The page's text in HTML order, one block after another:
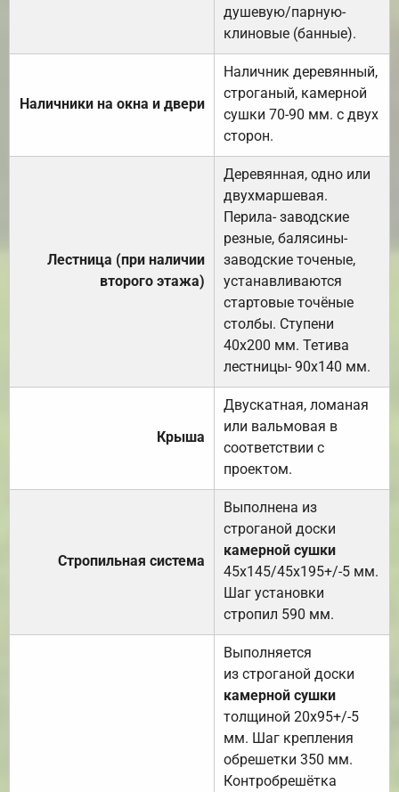
душевую/парную-
клиновые (банные).
Наличники на окна и двери
Наличник деревянный,
строганый, камерной
сушки 70-90 мм. с двух
сторон.
Лестница (при наличии
второго этажа)
Деревянная, одно или
двухмаршевая.
Перила- заводские
резные, балясины-
заводские точеные,
устанавливаются
стартовые точёные
столбы. Ступени
40х200 мм. Тетива
лестницы- 90х140 мм.
Крыша
Двускатная, ломаная
или вальмовая в
соответствии с
проектом.
Стропильная система
Выполнена из
строганой доски
камерной сушки
45х145/45х195+/-5 мм.
Шаг установки
стропил 590 мм.
Выполняется
из строганой доски
камерной сушки
толщиной 20х95+/-5
мм. Шаг крепления
обрешетки 350 мм.
Контробрешётка